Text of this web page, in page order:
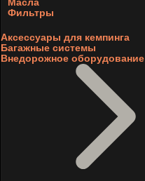
Фильтры
Аксессуары для кемпинга
Багажные системы
Внедорожное оборудование